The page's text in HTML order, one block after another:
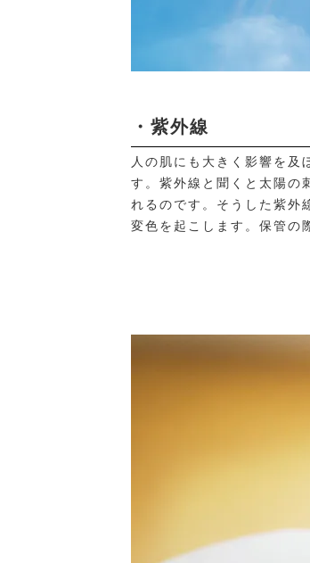
・紫外線
人の肌にも大きく影響を及
す。紫外線と聞くと太陽の
れるのです。そうした紫外
変色を起こします。保管の